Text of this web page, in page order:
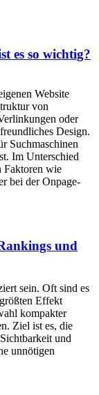
es so wichtig?
Website
von
oder
Design.
Suchmaschinen
Im Unterschied
Faktoren wie
bei der Onpage-
und
sein. Oft sind es
Effekt
kompakter
Ziel ist es, die
und
unnötigen